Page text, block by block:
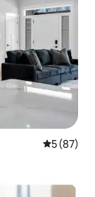
5 de uma
5 (87)